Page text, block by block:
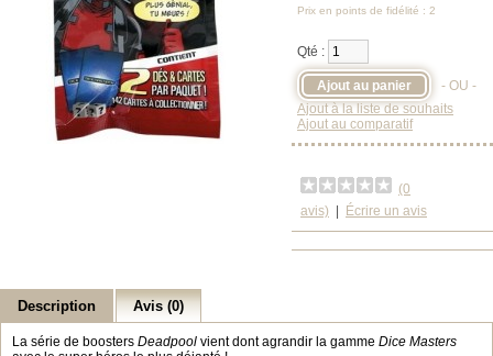
Prix en points de fidélité : 2
Qté :
- OU -
Ajout à la liste de souhaits
Ajout au comparatif
(0
avis)
Écrire un avis
Description Avis (0)
La série de boosters Deadpool vient dont agrandir la gamme Dice Masters